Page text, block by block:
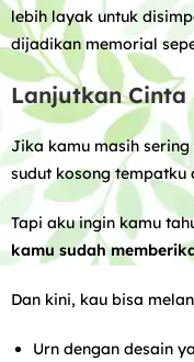
lebih layak untuk
dijadikan memorial
Lanjutkan
Jika kamu masih
sudut kosong
Tapi aku ingin kamu
kamu sudah
Dan kini, kau bisa
Urn dengan desain